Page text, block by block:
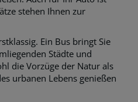
stehen Ihnen zur
Ein Bus bringt Sie
Städte und
die Vorzüge der Natur als
urbanen Lebens genießen